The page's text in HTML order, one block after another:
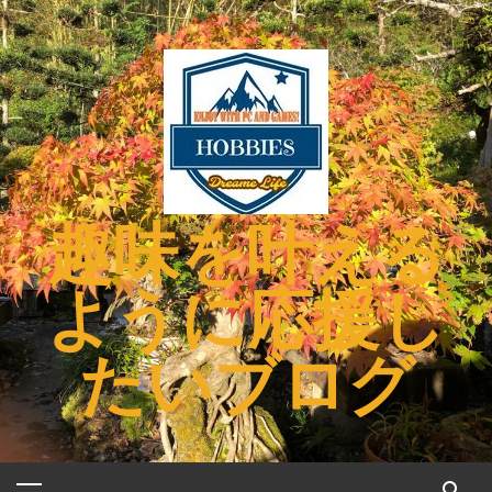
コ
ン
テ
ン
ツ
へ
ス
キ
ッ
プ
趣味を叶える
ように応援し
たいブログ